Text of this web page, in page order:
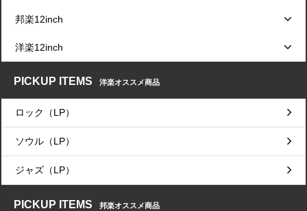
邦楽12inch
洋楽12inch
PICKUP ITEMS 洋楽オススメ商品
ロック（LP）
ソウル（LP）
ジャズ（LP）
PICKUP ITEMS 邦楽オススメ商品